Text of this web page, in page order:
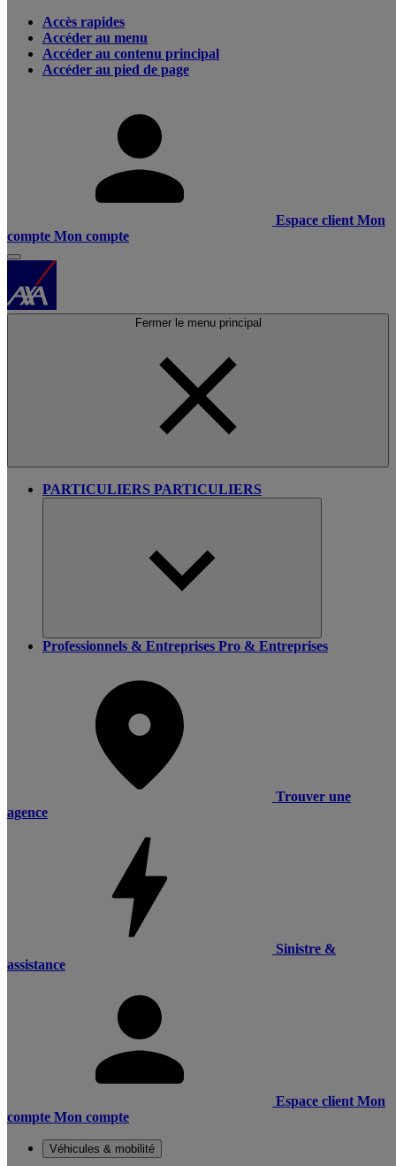
Accès rapides
Accéder au menu
Accéder au contenu principal
Accéder au pied de page
Espace client Mon
compte Mon compte
Fermer le menu principal
PARTICULIERS PARTICULIERS
Professionnels & Entreprises Pro & Entreprises
Trouver une
agence
Sinistre &
assistance
Espace client Mon
compte Mon compte
Véhicules & mobilité